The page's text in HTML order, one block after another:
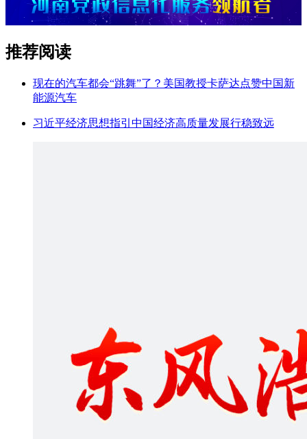
推荐阅读
现在的汽车都会“跳舞”了？美国教授卡萨达点赞中国新
能源汽车
习近平经济思想指引中国经济高质量发展行稳致远